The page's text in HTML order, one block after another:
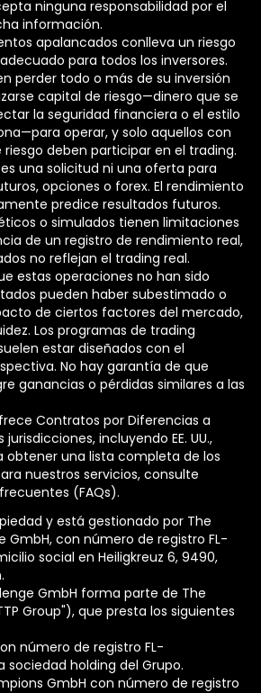
ninguna responsabilidad por el
información.
apalancados conlleva un riesgo
para todos los inversores.
perder todo o más de su inversión
capital de riesgo—dinero que se
la seguridad financiera o el estilo
operar, y solo aquellos con
deben participar en el trading.
una solicitud ni una oferta para
opciones o forex. El rendimiento
predice resultados futuros.
o simulados tienen limitaciones
de un registro de rendimiento real,
no reflejan el trading real.
estas operaciones no han sido
pueden haber subestimado o
de ciertos factores del mercado,
Los programas de trading
estar diseñados con el
No hay garantía de que
ganancias o pérdidas similares a las
Contratos por Diferencias a
incluyendo EE. UU.,
obtener una lista completa de los
nuestros servicios, consulte
(FAQs).
y está gestionado por The
GmbH, con número de registro FL-
social en Heiligkreuz 6, 9490,
GmbH forma parte de The
Group"), que presta los siguientes
número de registro FL-
sociedad holding del Grupo.
GmbH con número de registro